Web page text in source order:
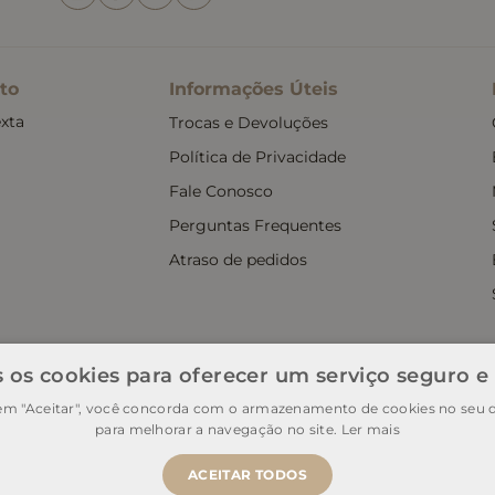
Informações Úteis
Trocas e Devoluções
Política de Privacidade
Fale Conosco
Perguntas Frequentes
Atraso de pedidos
0001-90 | IE: 11.902.839 | Estrada Do Campo D'areia, 132, CD Sonho
os cookies para oferecer um serviço seguro
"Aceitar", você concorda com o armazenamento de cookies no seu
para melhorar a navegação no site. Ler mais
ACEITAR TODOS